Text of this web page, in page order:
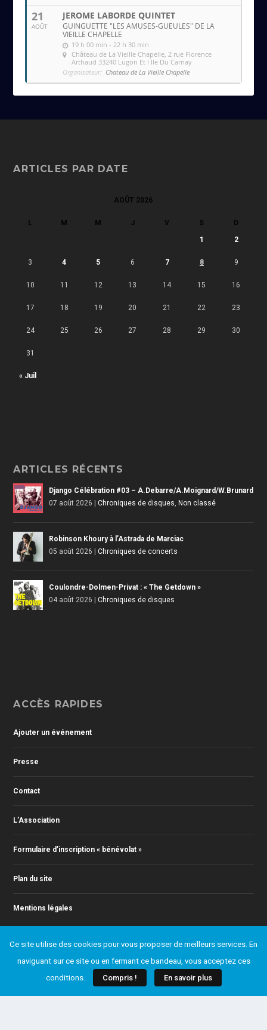
21
AOÛT
JEROME LABORDE QUINTET
GUINGUETTE "LES AMUSES-GUEULES" DE LA
VIEILLE CHAPELLE
19 h 00 min - 22 h 30 min
Château de La Vieille Chapelle , 2 rue Florence
Arthaud 33240 Lugon Et l Ile Du Carnay
Organisateur: Chateau de La Vieille Chapelle
ARTICLES PAR DATE
AOÛT 2026
L M M J V S D
« Juil
1 2
3 4 5 6 7 8 9
10 11 12 13 14 15 16
17 18 19 20 21 22 23
24 25 26 27 28 29 30
31
ARTICLES RÉCENTS
Django Célébration #03 – A.Debarre/A.Moignard/W.Brunard
07 août 2026 |Chroniques de disques ,Non classé
Robinson Khoury à l’Astrada de Marciac
05 août 2026 |Chroniques de concerts
Coulondre-Dolmen-Privat : « The Getdown »
04 août 2026 |Chroniques de disques
ACCÈS RAPIDES
Ajouter un événement
Presse
Contact
L’Association
Formulaire d’inscription « bénévolat »
Plan du site
Mentions légales
© 2011-2024 Action Jazz, tous droits réservés. Webmaster : Christophe
RONTEY ( webmaster@actionjazz.fr )
Ce site utilise des cookies pour vous proposer de meilleurs services. En
naviguant sur ce site ou en fermant ce bandeau, vous acceptez ces
conditions.
Compris ! En savoir plus